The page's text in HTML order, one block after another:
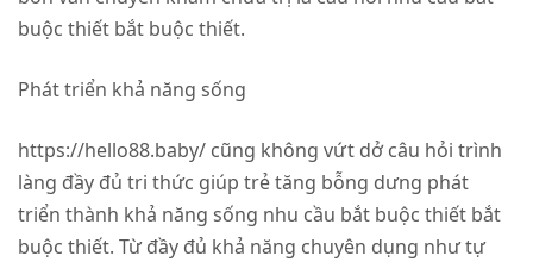
buộc thiết bắt buộc thiết.
Phát triển khả năng sống
https://hello88.baby/ cũng không vứt dở câu hỏi trình
làng đầy đủ tri thức giúp trẻ tăng bỗng dưng phát
triển thành khả năng sống nhu cầu bắt buộc thiết bắt
buộc thiết. Từ đầy đủ khả năng chuyên dụng như tự